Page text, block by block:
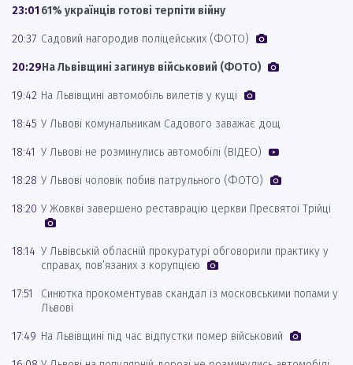
23:01 61% українців готові терпіти війну
20:37 Садовий нагородив поліцейських (ФОТО)
20:29На Львівщині загинув військовий (ФОТО)
19:42 На Львівщині автомобіль вилетів у кущі
18:45 У Львові комунальникам Садового заважає дощ
18:41 У Львові не розминулись автомобілі (ВІДЕО)
18:28 У Львові чоловік побив патрульного (ФОТО)
18:20 У Жовкві завершено реставрацію церкви Пресвятої Трійці
18:14 У Львівській обласній прокуратурі обговорили практику у
справах, пов’язаних з корупцією
17:51
Синютка прокоментував скандал із московськими попами у
Львові
17:49 На Львівщині під час відпустки помер військовий